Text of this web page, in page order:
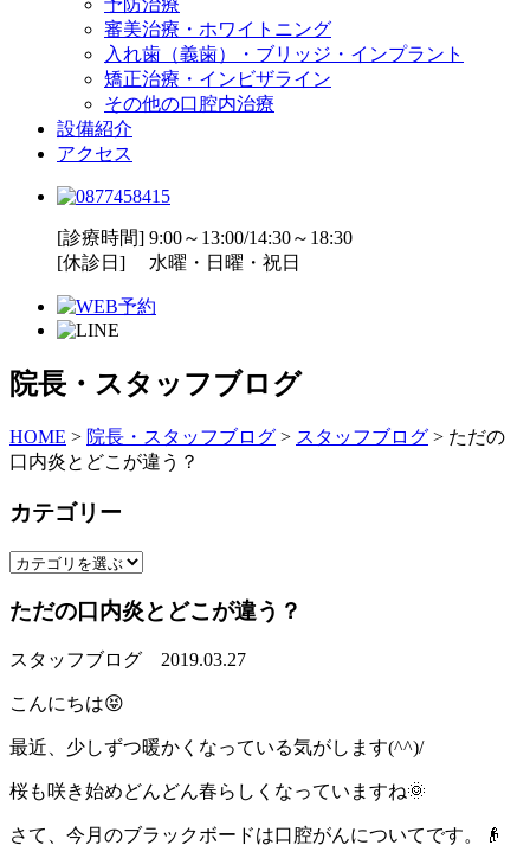
審美治療・ホワイトニング
入れ歯（義歯）・ブリッジ・インプラント
矯正治療・インビザライン
その他の口腔内治療
設備紹介
アクセス
[診療時間] 9:00～13:00/14:30～18:30
[休診日] 水曜・日曜・祝日
院長・スタッフブログ
HOME > 院長・スタッフブログ > スタッフブログ > ただの
口内炎とどこが違う？
カテゴリー
ただの口内炎とどこが違う？
スタッフブログ 2019.03.27
こんにちは😝
最近、少しずつ暖かくなっている気がします(^^)/
桜も咲き始めどんどん春らしくなっていますね🌞
さて、今月のブラックボードは口腔がんについてです。👴